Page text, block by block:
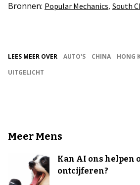
Bronnen: Popular Mechanics, South
LEES MEER OVER AUTO'S CHINA HONG
UITGELICHT
Meer Mens
Kan AI ons helpen
ontcijferen?